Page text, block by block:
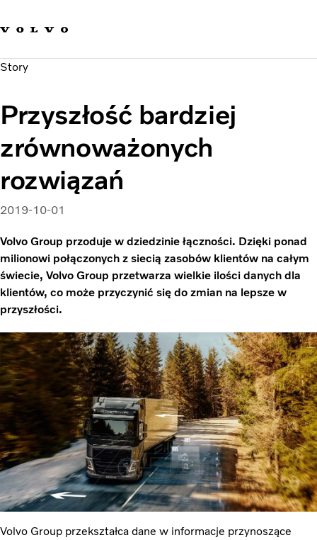
Sustainable Transportation
News & Media
About us
Story
Przyszłość bardziej
zrównoważonych
rozwiązań
2019-10-01
Volvo Group przoduje w dziedzinie łączności. Dzięki ponad
milionowi połączonych z siecią zasobów klientów na całym
świecie, Volvo Group przetwarza wielkie ilości danych dla
klientów, co może przyczynić się do zmian na lepsze w
przyszłości.
Volvo Group przekształca dane w informacje przynoszące